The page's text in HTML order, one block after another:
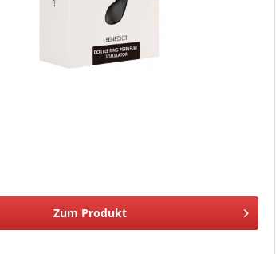
Zum Produkt